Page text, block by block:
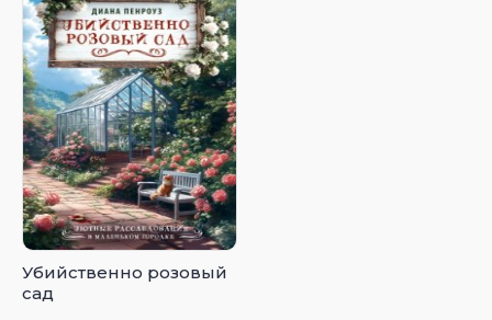
Убийственно розовый
сад